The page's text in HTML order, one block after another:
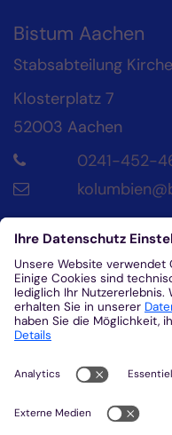
Bistum Aachen
Stabsabteilung
Klosterplatz 7
52003 Aachen
0241-452-
Kontakt
Diözesanrat der
Aachen
Klosterplatz 4